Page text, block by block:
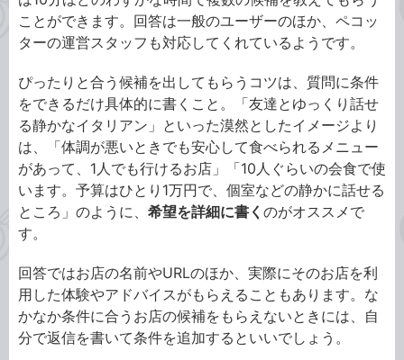
ことができます。回答は一般のユーザーのほか、ペコッ
ターの運営スタッフも対応してくれているようです。
ぴったりと合う候補を出してもらうコツは、質問に条件
をできるだけ具体的に書くこと。「友達とゆっくり話せ
る静かなイタリアン」といった漠然としたイメージより
は、「体調が悪いときでも安心して食べられるメニュー
があって、1人でも行けるお店」「10人ぐらいの会食で使
います。予算はひとり1万円で、個室などの静かに話せる
ところ」のように、 希望を詳細に書く のがオススメで
す。
回答ではお店の名前やURLのほか、実際にそのお店を利
用した体験やアドバイスがもらえることもあります。な
かなか条件に合うお店の候補をもらえないときには、自
分で返信を書いて条件を追加するといいでしょう。